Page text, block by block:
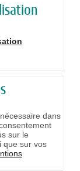
dans
sur le
que sur vos